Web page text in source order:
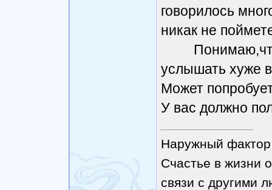
говорилось
никак не
Понимаю,что
услышать хуже
Может
У вас должно
Наружный фактор
Счастье в жизни
связи с другими